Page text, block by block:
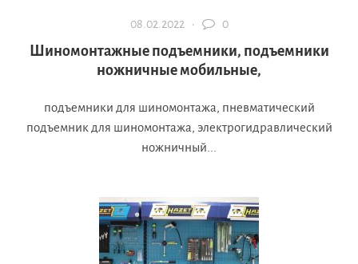
08.02.2022 · 0
Шиномонтажные подъемники, подъемники
ножничные мобильные,
подъемники для шиномонтажа, пневматический
подъемник для шиномонтажа, электрогидравлический
ножничный...